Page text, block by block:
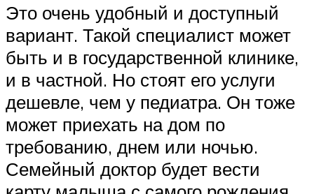
Это очень удобный и доступный
вариант. Такой специалист может
быть и в государственной клинике,
и в частной. Но стоят его услуги
дешевле, чем у педиатра. Он тоже
может приехать на дом по
требованию, днем или ночью.
Семейный доктор будет вести